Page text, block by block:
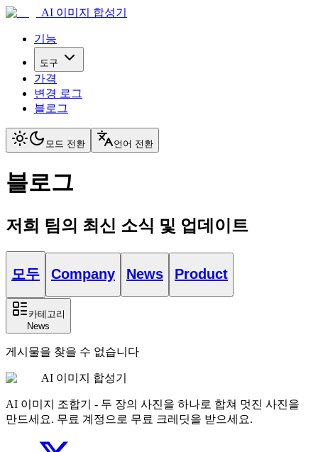
AI 이미지 합성기
기능
도구
가격
변경 로그
블로그
모드 전환 언어 전환
블로그
저희 팀의 최신 소식 및 업데이트
모두 Company News Product
카테고리
News
게시물을 찾을 수 없습니다
AI 이미지 합성기
AI 이미지 조합기 - 두 장의 사진을 하나로 합쳐 멋진 사진을
만드세요. 무료 계정으로 무료 크레딧을 받으세요.